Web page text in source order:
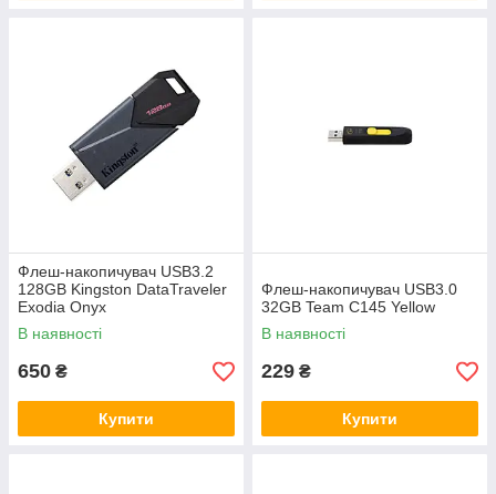
Флеш-накопичувач USB3.2
128GB Kingston DataTraveler
Exodia Onyx
В наявності
650 ₴
Купити
Флеш-накопичувач USB3.0
32GB Team C145 Yellow
В наявності
229 ₴
Купити